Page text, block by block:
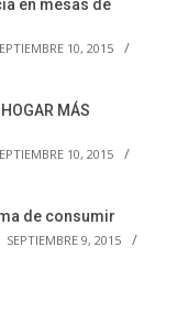
en mesas de
10, 2015
MÁS
10, 2015
de consumir
SEPTIEMBRE 9, 2015